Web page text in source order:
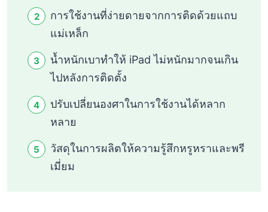
การใช้งานที่ง่ายดายจากการติดด้วยแถบ
แม่เหล็ก
น้ำหนักเบาทำให้ iPad ไม่หนักมากจนเกิน
ไปหลังการติดตั้ง
ปรับเปลี่ยนองศาในการใช้งานได้หลาก
หลาย
วัสดุในการผลิตให้ความรู้สึกหรูหราและพรี
เมี่ยม